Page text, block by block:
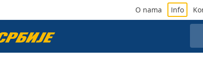
O nama Info